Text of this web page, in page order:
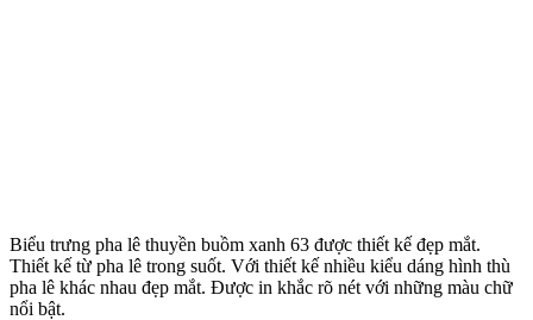
Biểu trưng pha lê thuyền buồm xanh 63 được thiết kế đẹp mắt.
Thiết kế từ pha lê trong suốt. Với thiết kế nhiều kiểu dáng hình thù
pha lê khác nhau đẹp mắt. Được in khắc rõ nét với những màu chữ
nổi bật.